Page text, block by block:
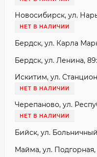
Новосибирск, ул.
НЕТ В НАЛИЧИИ
Бердск, ул. Карла
Бердск, ул. Ленина, 89:
Искитим, ул.
НЕТ В НАЛИЧИИ
Черепаново, ул.
НЕТ В НАЛИЧИИ
Бийск, ул.
Майма, ул. Подгорная,